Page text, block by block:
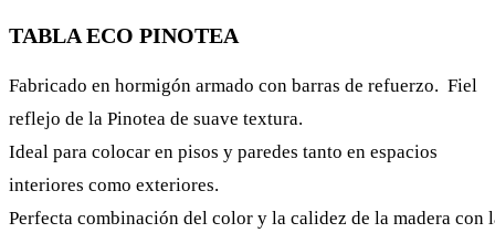
TABLA ECO PINOTEA
Fabricado en hormigón armado con barras de refuerzo. Fiel
reflejo de la Pinotea de suave textura.
Ideal para colocar en pisos y paredes tanto en espacios
interiores como exteriores.
Perfecta combinación del color y la calidez de la madera con